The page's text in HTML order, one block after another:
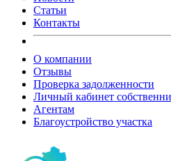
Статьи
Контакты
О компании
Отзывы
Проверка задолженности
Личный кабинет
Агентам
Благоустройство участка